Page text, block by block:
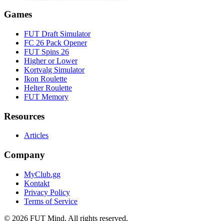
Games
FUT Draft Simulator
FC 26 Pack Opener
FUT Spins 26
Higher or Lower
Kortvalg Simulator
Ikon Roulette
Helter Roulette
FUT Memory
Resources
Articles
Company
MyClub.gg
Kontakt
Privacy Policy
Terms of Service
© 2026 FUT Mind. All rights reserved.